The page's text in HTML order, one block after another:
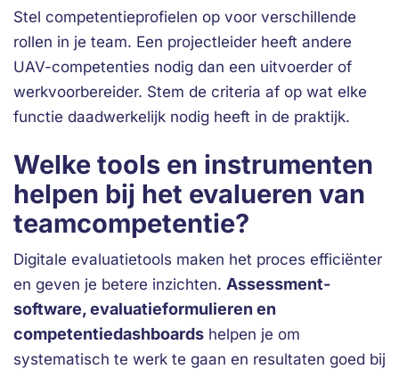
Stel competentieprofielen op voor verschillende
rollen in je team. Een projectleider heeft andere
UAV-competenties nodig dan een uitvoerder of
werkvoorbereider. Stem de criteria af op wat elke
functie daadwerkelijk nodig heeft in de praktijk.
Welke tools en instrumenten
helpen bij het evalueren van
teamcompetentie?
Digitale evaluatietools maken het proces efficiënter
en geven je betere inzichten. Assessment-
software, evaluatieformulieren en
competentiedashboards helpen je om
systematisch te werk te gaan en resultaten goed bij